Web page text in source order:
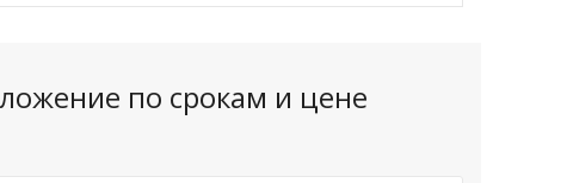
по срокам и цене